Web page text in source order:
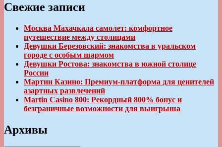
Свежие записи
Москва Махачкала самолет: комфортное
путешествие между столицами
Девушки Березовский: знакомства в уральском
городе с особым шармом
Девушки Ростова: знакомства в южной столице
России
Мартин Казино: Премиум-платформа для ценителей
азартных развлечений
Martin Casino 800: Рекордный 800% бонус и
безграничные возможности для выигрыша
Архивы